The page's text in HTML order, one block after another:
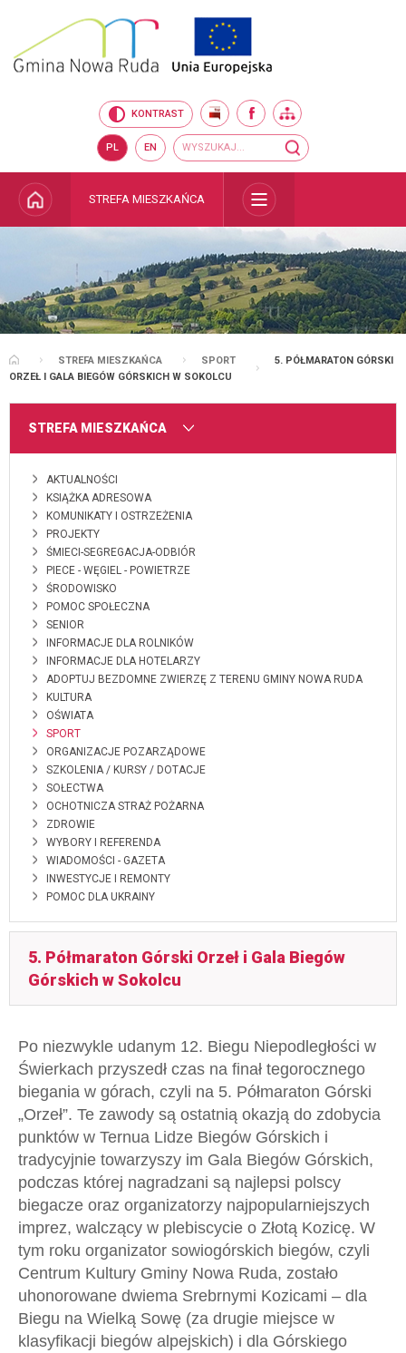
Przejdź do głównego
menu
Przejdź do treści
Przejdź do wyszukiwarki
Przejdź do mapy serwisu
KONTRAST BIP FACEBOOK
PL EN Wyszukiwarka
wyszukaj...
STRONA GŁÓWNA
STREFA MIESZKAŃCA
STRONA GŁÓWNA
STREFA MIESZKAŃCA SPORT
5. PÓŁMARATON GÓRSKI
ORZEŁ I GALA BIEGÓW GÓRSKICH W SOKOLCU
MENU
STREFA MIESZKAŃCA
AKTUALNOŚCI
KSIĄŻKA ADRESOWA
KOMUNIKATY I OSTRZEŻENIA
PROJEKTY
ŚMIECI-SEGREGACJA-ODBIÓR
PIECE - WĘGIEL - POWIETRZE
ŚRODOWISKO
POMOC SPOŁECZNA
SENIOR
INFORMACJE DLA ROLNIKÓW
INFORMACJE DLA HOTELARZY
ADOPTUJ BEZDOMNE ZWIERZĘ Z TERENU GMINY NOWA RUDA
KULTURA
OŚWIATA
SPORT
ORGANIZACJE POZARZĄDOWE
SZKOLENIA / KURSY / DOTACJE
SOŁECTWA
OCHOTNICZA STRAŻ POŻARNA
ZDROWIE
WYBORY I REFERENDA
WIADOMOŚCI - GAZETA
INWESTYCJE I REMONTY
POMOC DLA UKRAINY
5. Półmaraton Górski Orzeł i Gala Biegów
Górskich w Sokolcu
Po niezwykle udanym 12. Biegu Niepodległości w
Świerkach przyszedł czas na finał tegorocznego
biegania w górach, czyli na 5. Półmaraton Górski
„Orzeł”. Te zawody są ostatnią okazją do zdobycia
punktów w Ternua Lidze Biegów Górskich i
tradycyjnie towarzyszy im Gala Biegów Górskich,
podczas której nagradzani są najlepsi polscy
biegacze oraz organizatorzy najpopularniejszych
imprez, walczący w plebiscycie o Złotą Kozicę. W
tym roku organizator sowiogórskich biegów, czyli
Centrum Kultury Gminy Nowa Ruda, zostało
uhonorowane dwiema Srebrnymi Kozicami – dla
Biegu na Wielką Sowę (za drugie miejsce w
klasyfikacji biegów alpejskich) i dla Górskiego